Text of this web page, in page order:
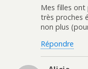
ê
r
e
)
e
ê
t
r
Mes filles ont
très proches
non plus
Répondre